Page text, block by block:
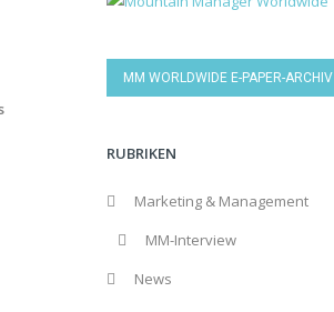
MM WORLDWIDE E-PAPER-ARCHIV
RUBRIKEN
Marketing & Management
MM-Interview
News